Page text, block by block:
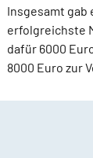
Insgesamt gab
erfolgreichste
dafür 6000
8000 Euro zur